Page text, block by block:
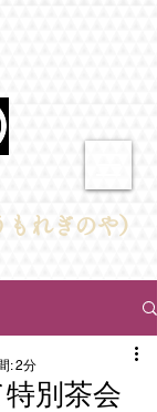
もれぎのや）
特別茶会
: 2分